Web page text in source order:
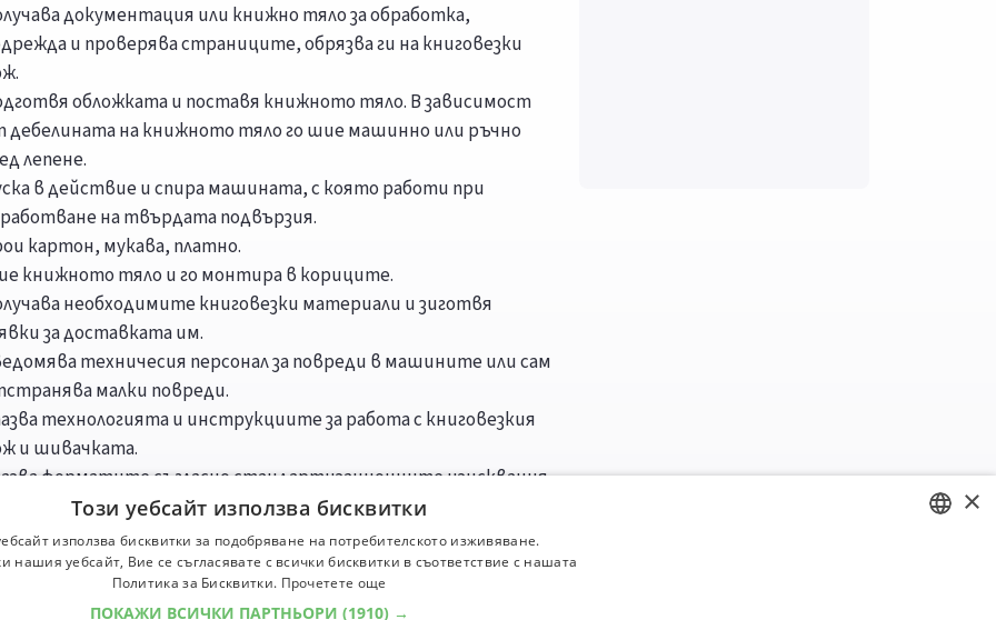
документация или книжно тяло за обработка,
и проверява страниците, обрязва ги на книговезки
обложката и поставя книжното тяло. В зависимост
дебелината на книжното тяло го шие машинно или ръчно
лепене.
в действие и спира машината, с която работи при
на твърдата подвързия.
картон, мукава, платно.
книжното тяло и го монтира в кориците.
необходимите книговезки материали и зиготвя
за доставката им.
техничесия персонал за повреди в машините или сам
малки повреди.
технологията и инструкциите за работа с книговезкия
и шивачката.
форматите съгласно стандартизационните изисквания.
образовние.
×
Този уебсайт използва бисквитки
използва бисквитки за подобряване на потребителското изживяване.
нашия уебсайт, Вие се съгласявате с всички бисквитки в съответствие с нашата
Политика за Бисквитки. Прочетете още
ПОКАЖИ ВСИЧКИ ПАРТНЬОРИ (1910) →